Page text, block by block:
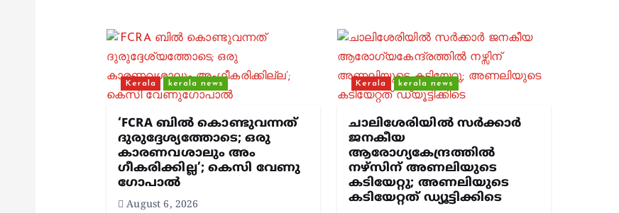
Kerala kerala news
‘FCRA ബിൽ കൊണ്ടുവന്നത്
ദുരുദ്ദേശ്യത്തോടെ; ഒരു
കാരണവശാലും അം​
ഗീകരിക്കില്ല’; കെസി വേണു​
ഗോപാൽ
August 6, 2026
Kerala kerala news
ചാലിശേരിയില്‍ സര്‍ക്കാര്‍
ജനകീയ
ആരോഗ്യകേന്ദ്രത്തില്‍
നഴ്സിന് അണലിയുടെ
കടിയേറ്റു; അണലിയുടെ
കടിയേറ്റത് ഡ്യൂട്ടിക്കിടെ